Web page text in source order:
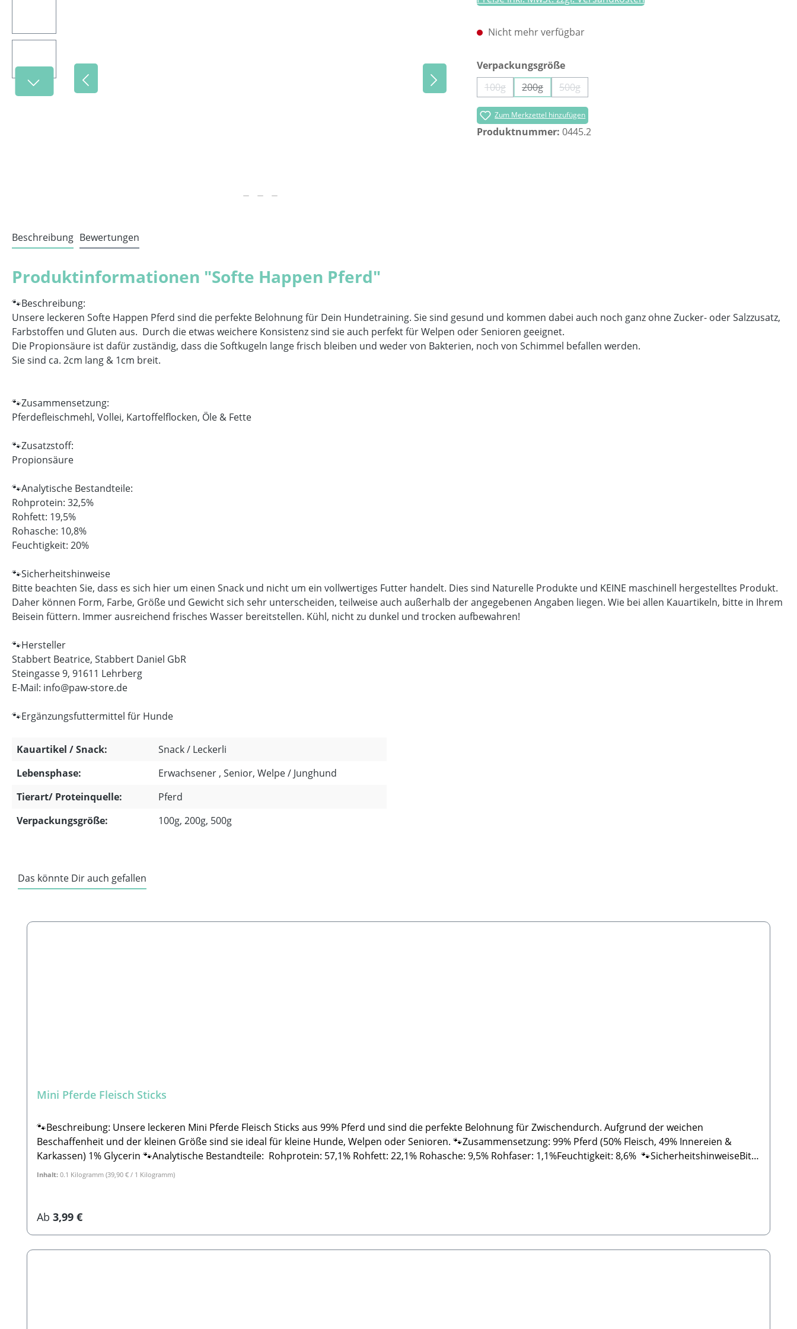
Nicht mehr verfügbar
Verpackungsgrößeauswählen
100g(Diese Option ist zurzeit nicht verfügbar.)
200g(Diese Option ist zurzeit nicht verfügbar.)
500g(Diese Option ist zurzeit nicht verfügbar.)
Zum Merkzettel hinzufügen
Produktnummer: 0445.2
Beschreibung Bewertungen
Produktinformationen "Softe Happen Pferd"
🐾Beschreibung:
Unsere leckeren Softe Happen Pferd sind die perfekte Belohnung für Dein Hundetraining. Sie sind gesund und kommen dabei auch noch ganz ohne Zucker- oder Salzzusatz,
Farbstoffen und Gluten aus. Durch die etwas weichere Konsistenz sind sie auch perfekt für Welpen oder Senioren geeignet.
Die Propionsäure ist dafür zuständig, dass die Softkugeln lange frisch bleiben und weder von Bakterien, noch von Schimmel befallen werden.
Sie sind ca. 2cm lang & 1cm breit.
🐾Zusammensetzung:
Pferdefleischmehl, Vollei, Kartoffelflocken, Öle & Fette
🐾Zusatzstoff:
Propionsäure
🐾Analytische Bestandteile:
Rohprotein: 32,5%
Rohfett: 19,5%
Rohasche: 10,8%
Feuchtigkeit: 20%
🐾Sicherheitshinweise
Bitte beachten Sie, dass es sich hier um einen Snack und nicht um ein vollwertiges Futter handelt. Dies sind Naturelle Produkte und KEINE maschinell hergestelltes Produkt.
Daher können Form, Farbe, Größe und Gewicht sich sehr unterscheiden, teilweise auch außerhalb der angegebenen Angaben liegen. Wie bei allen Kauartikeln, bitte in Ihrem
Beisein füttern. Immer ausreichend frisches Wasser bereitstellen. Kühl, nicht zu dunkel und trocken aufbewahren!
🐾Hersteller
Stabbert Beatrice, Stabbert Daniel GbR
Steingasse 9, 91611 Lehrberg
E-Mail: info@paw-store.de
🐾Ergänzungsfuttermittel für Hunde
Kauartikel / Snack:
Snack / Leckerli
Lebensphase:
Erwachsener , Senior, Welpe / Junghund
Tierart/ Proteinquelle:
Pferd
Verpackungsgröße:
100g, 200g, 500g
Das könnte Dir auch gefallen
Mini Pferde Fleisch Sticks
🐾Beschreibung: Unsere leckeren Mini Pferde Fleisch Sticks aus 99% Pferd und sind die perfekte Belohnung für Zwischendurch. Aufgrund der weichen
Beschaffenheit und der kleinen Größe sind sie ideal für kleine Hunde, Welpen oder Senioren. 🐾Zusammensetzung: 99% Pferd (50% Fleisch, 49% Innereien &
Karkassen) 1% Glycerin 🐾Analytische Bestandteile: Rohprotein: 57,1% Rohfett: 22,1% Rohasche: 9,5% Rohfaser: 1,1%Feuchtigkeit: 8,6% 🐾SicherheitshinweiseBitte
beachten Sie, dass es sich hier um einen Snack und nicht um ein vollwertiges Futter handelt. Dies sind Naturelle Produkte und KEINE maschinell hergestelltes
Beatrice, Stabbert Daniel GbRSteingasse 9, 91611 LehrbergE-Mail: info@paw-store.de🐾Ergänzungsmittel für Hunde
Inhalt: 0.1 Kilogramm (39,90 € / 1 Kilogramm)
Regulärer Preis:
Ab 3,99 €